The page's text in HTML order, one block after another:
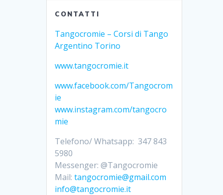
CONTATTI
Tangocromie – Corsi di Tango
Argentino Torino
www.tangocromie.it
www.facebook.com/Tangocrom
ie
www.instagram.com/tangocro
mie
Telefono/ Whatsapp: 347 843
5980
Messenger: @Tangocromie
Mail:tangocromie@gmail.com
info@tangocromie.it